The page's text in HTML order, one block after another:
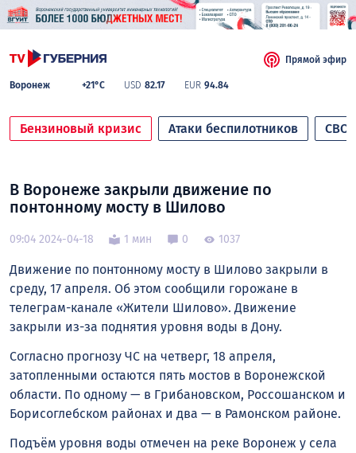
Воронеж +21°C USD 82.17 EUR 94.84
Прямой эфир
Бензиновый кризис Атаки беспилотников СВО
В Воронеже закрыли движение по
понтонному мосту в Шилово
09:04 2024-04-18 1 мин 0 1037
Движение по понтонному мосту в Шилово закрыли в
среду, 17 апреля. Об этом сообщили горожане в
телеграм-канале «Жители Шилово». Движение
закрыли из-за поднятия уровня воды в Дону.
Согласно прогнозу ЧС на четверг, 18 апреля,
затопленными остаются пять мостов в Воронежской
области. По одному — в Грибановском, Россошанском и
Борисоглебском районах и два — в Рамонском районе.
Подъём уровня воды отмечен на реке Воронеж у села